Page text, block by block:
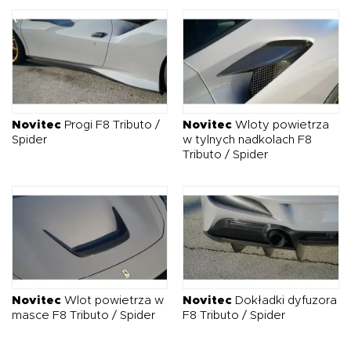
Novitec Progi F8 Tributo /
Spider
Novitec Wloty powietrza
w tylnych nadkolach F8
Tributo / Spider
Novitec Wlot powietrza w
masce F8 Tributo / Spider
Novitec Dokładki dyfuzora
F8 Tributo / Spider